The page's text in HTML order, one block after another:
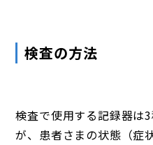
検査の方法
検査で使用する記録器は
が、患者さまの状態（症